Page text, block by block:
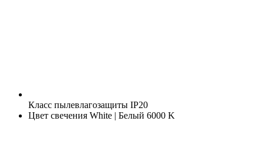
Класс пылевлагозащиты IP20
Цвет свечения White | Белый 6000 K